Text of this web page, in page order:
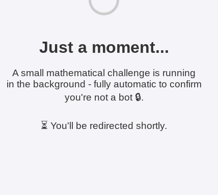
Just a moment...
A small mathematical challenge is running
in the background - fully automatic to confirm
you're not a bot 🔒.
⏳ You'll be redirected shortly.